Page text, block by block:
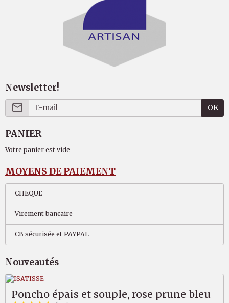
Newsletter!
OK
PANIER
Votre panier est vide
MOYENS DE PAIEMENT
CHEQUE
Virement bancaire
CB sécurisée et PAYPAL
Nouveautés
Poncho épais et souple, rose prune bleu